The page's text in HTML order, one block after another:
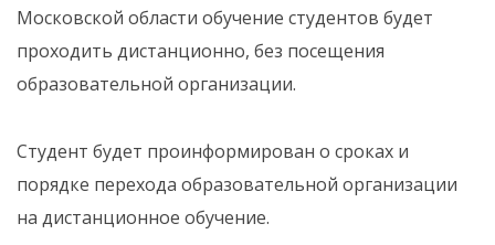
Московской области обучение студентов будет
проходить дистанционно, без посещения
образовательной организации.
Студент будет проинформирован о сроках и
порядке перехода образовательной организации
на дистанционное обучение.